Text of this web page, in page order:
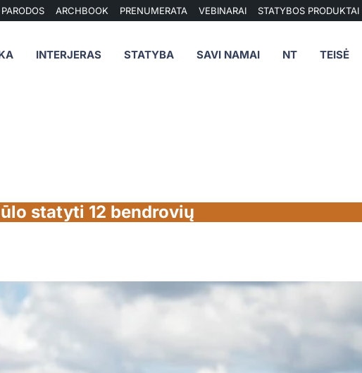
PARODOS ARCHBOOK PRENUMERATA VEBINARAI STATYBOS PRODUKTAI
INTERJERAS STATYBA SAVI NAMAI NT TEISĖ
statyti 12 bendrovių